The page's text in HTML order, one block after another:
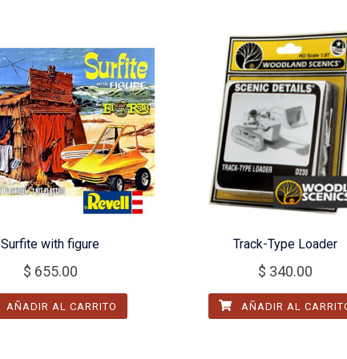
Surfite with figure
$ 655.00
AÑADIR AL CARRITO
Track-Type Loader
$ 340.00
AÑADIR AL